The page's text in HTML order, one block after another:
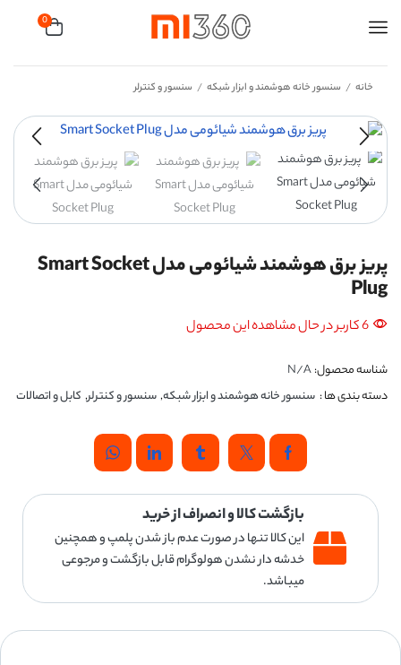
0
خانه / سنسور خانه هوشمند و ابزار شبکه / سنسور و کنترلر
پریز برق هوشمند شیائومی مدل Smart Socket
Plug
6 کاربر در حال مشاهده این محصول
شناسه محصول:N/A
دسته بندی ها : سنسور خانه هوشمند و ابزار شبکه,سنسور و کنترلر, کابل و اتصالات
بازگشت کالا و انصراف از خرید
این کالا تنها در صورت عدم باز شدن پلمپ و همچنین
خدشه دار نشدن هولوگرام قابل بازگشت و مرجوعی
میباشد.